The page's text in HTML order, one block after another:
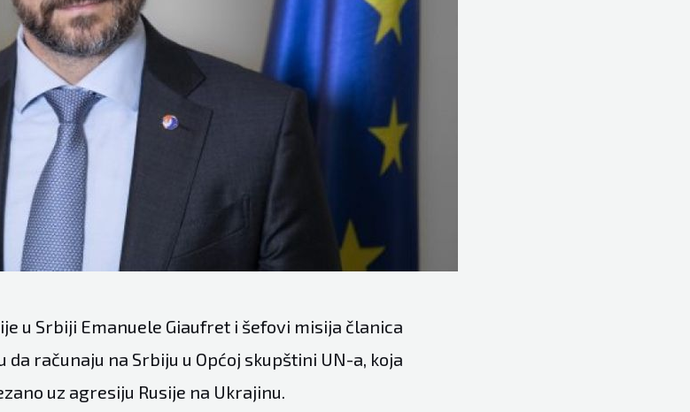
u Srbiji Emanuele Giaufret i šefovi misija članica
da računaju na Srbiju u Općoj skupštini UN-a, koja
uz agresiju Rusije na Ukrajinu.